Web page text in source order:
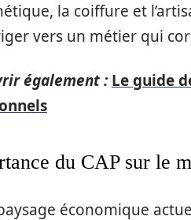
la coiffure et
vers un métier qui
également : Le guide
du CAP sur le
économique